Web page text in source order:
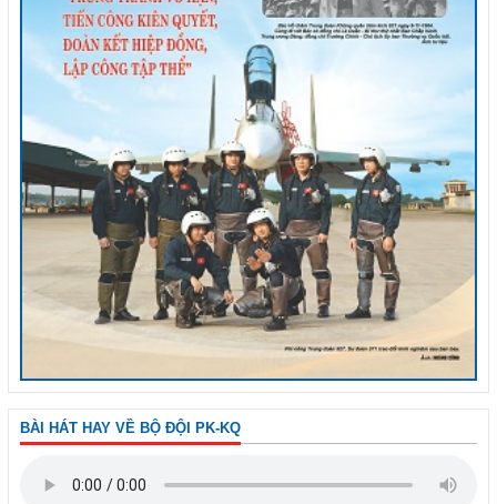
BÀI HÁT HAY VỀ BỘ ĐỘI PK-KQ